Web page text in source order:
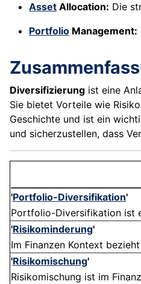
Asset Allocation: Die
Portfolio Management:
Diversifizierung ist eine
Sie bietet Vorteile wie
Geschichte und ist ein
und sicherzustellen, dass
'Portfolio-Diversifikation'
Portfolio-Diversifikation ist
'Risikominderung'
Im Finanzen Kontext
'Risikomischung'
Risikomischung ist im